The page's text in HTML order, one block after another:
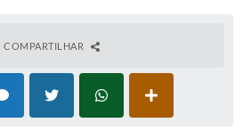
COMPARTILHAR